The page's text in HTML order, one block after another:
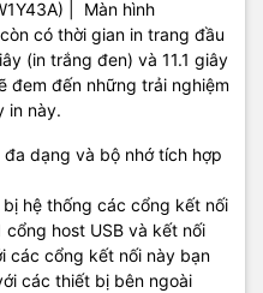
| Màn hình
có thời gian in trang đầu
(in trắng đen) và 11.1 giây
đem đến những trải nghiệm
in này.
dạng và bộ nhớ tích hợp
hệ thống các cổng kết nối
cổng host USB và kết nối
các cổng kết nối này bạn
các thiết bị bên ngoài